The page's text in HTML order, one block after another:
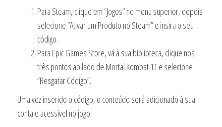
Para Steam, clique em “Jogos” no menu superior, depois
selecione “Ativar um Produto no Steam” e insira o seu
código.
Para Epic Games Store, vá à sua biblioteca, clique nos
três pontos ao lado de Mortal Kombat 11 e selecione
“Resgatar Código”.
Uma vez inserido o código, o conteúdo será adicionado à sua
conta e acessível no jogo.